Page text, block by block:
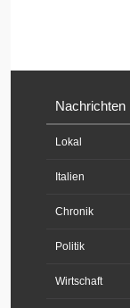
Nachrichten
Lokal
Italien
Chronik
Politik
Wirtschaft